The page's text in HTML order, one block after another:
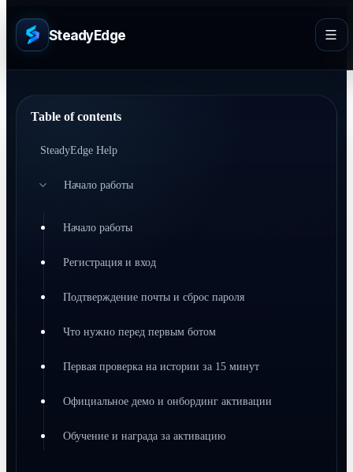
SteadyEdge
Table of contents
SteadyEdge Help
Начало работы
Начало работы
Регистрация и вход
Подтверждение почты и сброс пароля
Что нужно перед первым ботом
Первая проверка на истории за 15 минут
Официальное демо и онбординг активации
Обучение и награда за активацию